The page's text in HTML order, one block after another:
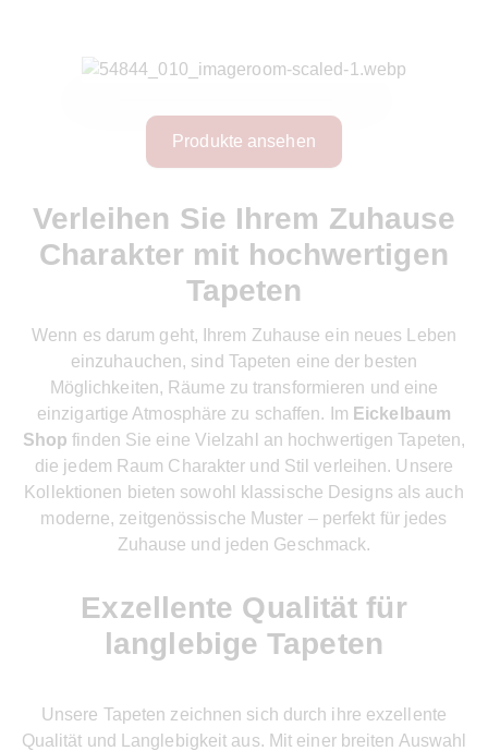
Produkte ansehen
Verleihen Sie Ihrem Zuhause
Charakter mit hochwertigen
Tapeten
Wenn es darum geht, Ihrem Zuhause ein neues Leben
einzuhauchen, sind Tapeten eine der besten
Möglichkeiten, Räume zu transformieren und eine
einzigartige Atmosphäre zu schaffen. Im Eickelbaum
Shop finden Sie eine Vielzahl an hochwertigen Tapeten,
die jedem Raum Charakter und Stil verleihen. Unsere
Kollektionen bieten sowohl klassische Designs als auch
moderne, zeitgenössische Muster – perfekt für jedes
Zuhause und jeden Geschmack.
Exzellente Qualität für
langlebige Tapeten
Unsere Tapeten zeichnen sich durch ihre exzellente
Qualität und Langlebigkeit aus. Mit einer breiten Auswahl